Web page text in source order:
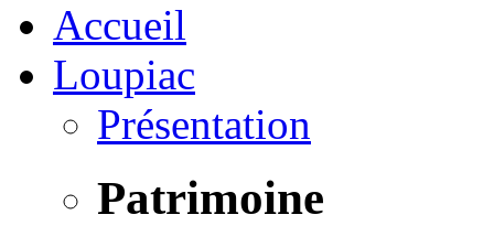
Accueil
Loupiac
Présentation
Patrimoine